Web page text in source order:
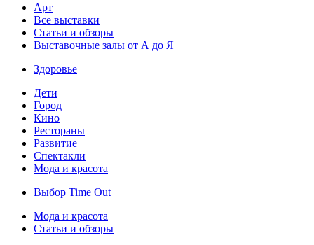
Арт
Все выставки
Статьи и обзоры
Выставочные залы от А до Я
Здоровье
Дети
Город
Кино
Рестораны
Развитие
Спектакли
Мода и красота
Выбор Time Out
Мода и красота
Статьи и обзоры